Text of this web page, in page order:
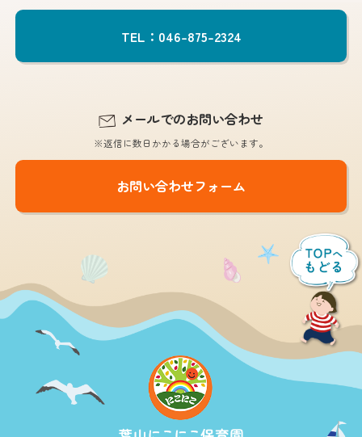
TEL：046-875-2324
メールでのお問い合わせ
※返信に数日かかる場合がございます。
お問い合わせフォーム